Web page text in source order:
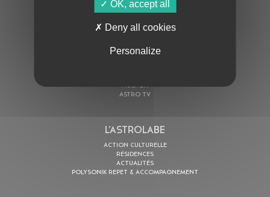
En cochant cette case, j’accepte la Politique de confidentialité
AGENDA
ASTRO TV
L’ASTROLABE
ACTION CULTURELLE
RÉSIDENCES
ACTUALITÉS
POLYSONIK REPET & ACCOMPAGNEMENT
OK, accept all
Deny all cookies
Personalize